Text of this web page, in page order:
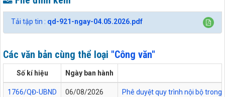
Tải tập tin : qd-921-ngay-04.05.2026.pdf
Các văn bản cùng thể loại "Công văn"
Số kí hiệu Ngày ban hành
1766/QĐ-UBND 06/08/2026 Phê duyệt quy trình nội bộ trong